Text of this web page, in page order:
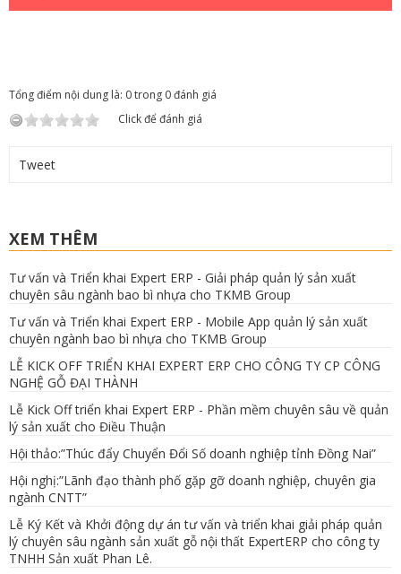
Tổng điểm nội dung là: 0 trong 0 đánh giá
Click để đánh giá
Tweet
XEM THÊM
Tư vấn và Triển khai Expert ERP - Giải pháp quản lý sản xuất
chuyên sâu ngành bao bì nhựa cho TKMB Group
Tư vấn và Triển khai Expert ERP - Mobile App quản lý sản xuất
chuyên ngành bao bì nhựa cho TKMB Group
LỄ KICK OFF TRIỂN KHAI EXPERT ERP CHO CÔNG TY CP CÔNG
NGHỆ GỖ ĐẠI THÀNH
Lễ Kick Off triển khai Expert ERP - Phần mềm chuyên sâu về quản
lý sản xuất cho Điều Thuận
Hội thảo:”Thúc đẩy Chuyển Đổi Số doanh nghiệp tỉnh Đồng Nai”
Hội nghị:”Lãnh đạo thành phố gặp gỡ doanh nghiệp, chuyên gia
ngành CNTT”
Lễ Ký Kết và Khởi động dự án tư vấn và triển khai giải pháp quản
lý chuyên sâu ngành sản xuất gỗ nội thất ExpertERP cho công ty
TNHH Sản xuất Phan Lê.